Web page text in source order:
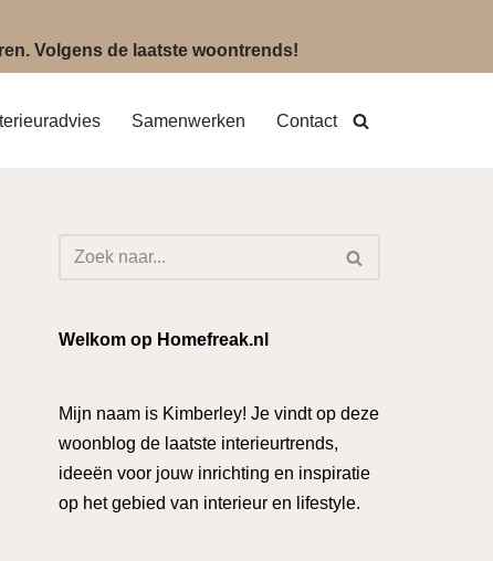
Volgens de laatste woontrends!
Samenwerken Contact
Welkom op Homefreak.nl
Mijn naam is Kimberley! Je vindt op deze
woonblog de laatste interieurtrends,
ideeën voor jouw inrichting en inspiratie
op het gebied van interieur en lifestyle.